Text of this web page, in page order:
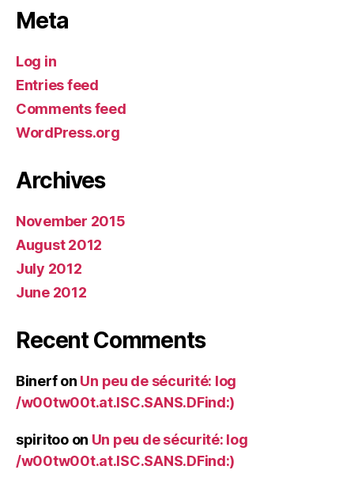
Meta
Log in
Entries feed
Comments feed
WordPress.org
Archives
November 2015
August 2012
July 2012
June 2012
Recent Comments
Binerfon Un peu de sécurité: log
/w00tw00t.at.ISC.SANS.DFind:)
spiritooon Un peu de sécurité: log
/w00tw00t.at.ISC.SANS.DFind:)